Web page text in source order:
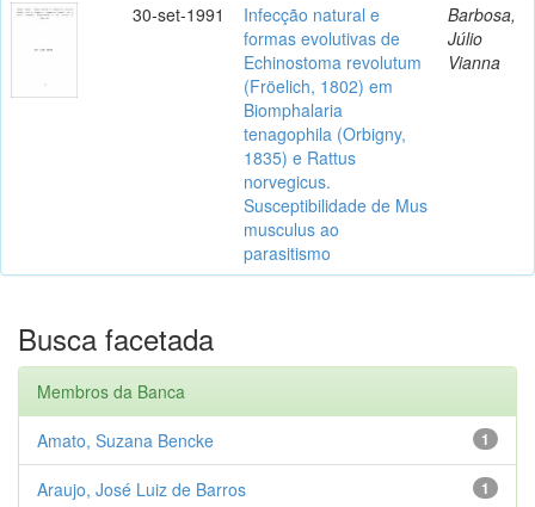
30-set-1991
Infecção natural e
formas evolutivas de
Echinostoma revolutum
(Fröelich, 1802) em
Biomphalaria
tenagophila (Orbigny,
1835) e Rattus
norvegicus.
Susceptibilidade de Mus
musculus ao
parasitismo
Barbosa,
Júlio
Vianna
Busca facetada
Membros da Banca
1
Amato, Suzana Bencke
1
Araujo, José Luiz de Barros